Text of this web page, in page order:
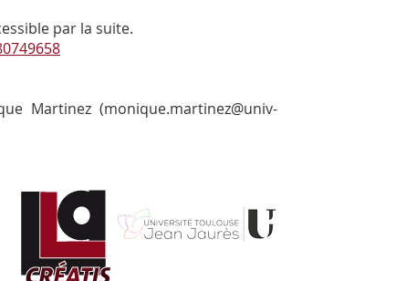
par la suite.
Martinez (monique.martinez@univ-